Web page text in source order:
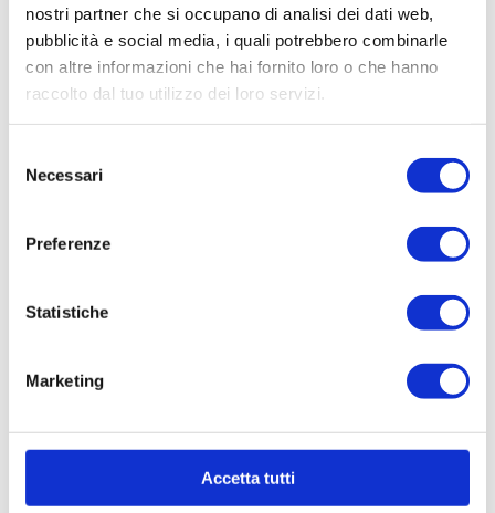
nostri partner che si occupano di analisi dei dati web,
pubblicità e social media, i quali potrebbero combinarle
con altre informazioni che hai fornito loro o che hanno
raccolto dal tuo utilizzo dei loro servizi.
delNecessari
Preferenze
Statistiche
Marketing
Accetta tutti
Presso la reception del Colomba d’Oro, aperta 24 ore su 24, è infatti
possibile noleggiare una bici per esplorare le vie della città dell’arte e
nostri ospiti, che siano nel cuore di Verona – vicino al nostro Albergo
Colomba d’Oro – in Piazza Erbe, a Castel San Pietro o in qualsiasi altra
ecosostenibile ed accessibile!
Camere
News & Offerte
Servizi